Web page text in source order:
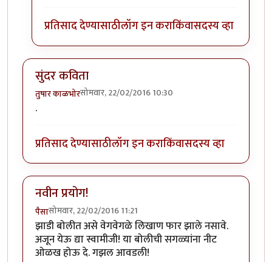
प्रतिसाद देण्यासाठीलॉग इन कराकिंवासदस्य व्हा
सुंदर कविता
तुषार काळभोरसोमवार, 22/02/2016 10:30
.
प्रतिसाद देण्यासाठीलॉग इन कराकिंवासदस्य व्हा
नवीन प्रयोग!
पैसासोमवार, 22/02/2016 11:21
झाडी बोलीत असे वेगवेगळे लिखाण फार झाले नसावे.
अजून येऊ द्या स्वामीजी! या बोलीची सगळ्यांना नीट
ओळख होऊ दे. गझल आवडली!